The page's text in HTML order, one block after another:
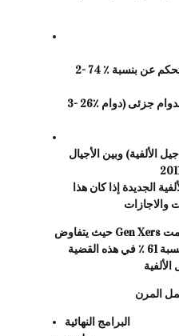
2- 74 ٪ من المشاركين القدرة على التحكم عن بنسبة
3- 26٪ من المشاركين فضلوا العمل بدوام جزئى (دوام
الألفية) وبين الأجيال
الجديدة إذا كان هذا
حيث يتفاوض Gen Xers على جدول عمل مرن. استخدمت
لهذا الاستطلاع ، حققوا نجاح بنسبة 61 ٪ في هذه القضية
المرن
البرامج النهائية